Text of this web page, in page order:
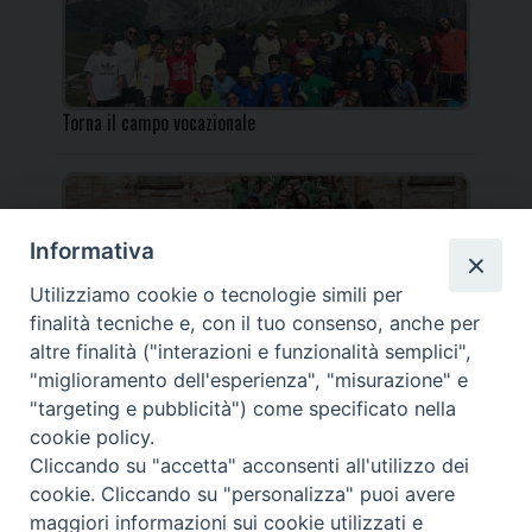
Torna il campo vocazionale
Torna il Campo Missionario Diocesano
_____________________________________________________
_____________________________
DIOCESI DI FANO FOSSOMBRONE CAGLI PERGOLA | Via Roma,
Informativa
Utilizziamo cookie o tecnologie simili per
finalità tecniche e, con il tuo consenso, anche per
altre finalità ("interazioni e funzionalità semplici",
"miglioramento dell'esperienza", "misurazione" e
"targeting e pubblicità") come specificato nella
cookie policy.
Cliccando su "accetta" acconsenti all'utilizzo dei
cookie. Cliccando su "personalizza" puoi avere
maggiori informazioni sui cookie utilizzati e